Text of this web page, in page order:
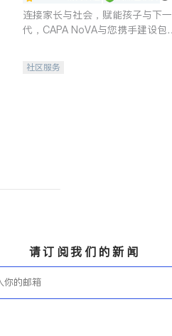
连接家长与社会，赋能孩子与下一
代，CAPA NoVA与您携手建设包
社区服务
请订阅我们的新闻